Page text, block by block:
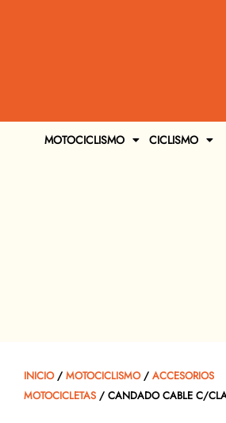
MOTOCICLISMO CICLISMO
INICIO/ MOTOCICLISMO/ ACCESORIOS
MOTOCICLETAS / CANDADO CABLE C/